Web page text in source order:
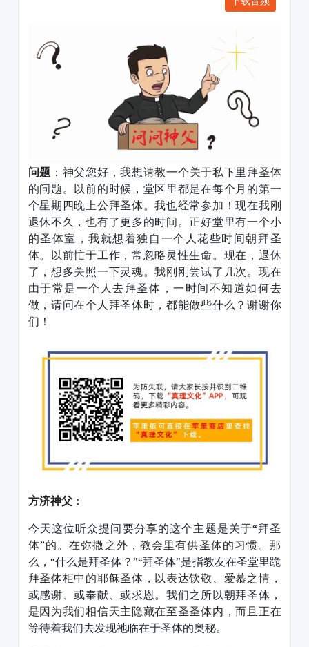
问题 ：神父您好，我想请教一个关于私下里拜圣体
的问题。以前的时候，堂区里都是在每个月的第一
个星期四晚上公拜圣体。我也经常参加！现在我刚
退休不久，也有了更多的时间。正好堂里有一个小
的圣体室，我就想着独自一个人花些时间朝拜圣
体。以前忙于工作，常忽略灵性生命。现在，退休
了，想多关照一下灵魂。我刚刚尝试了几次。现在
由于常是一个人去拜圣体，一时间不知道如何去
做，请问在个人拜圣体时，都能做些什么？谢谢你
们！
方济神父：
今天这位听众提问要分享的这个主题是关于“拜圣
体”的。在弥撒之外，教会里有供圣体的习惯。那
么，“什么是拜圣体？”“拜圣体”是指教友在圣堂里跪
拜圣体柜中的耶稣圣体，以表达钦敬、爱慕之情，
或感谢、或奉献、或求恩。我们之所以朝拜圣体，
是因为我们相信天主隐藏在至圣圣体内，而且正在
等待着我们去发现祂临在于圣体的奥秘。